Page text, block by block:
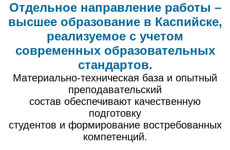
Отдельное направление работы –
высшее образование в Каспийске,
реализуемое с учетом
современных образовательных
стандартов.
Материально-техническая база и опытный
преподавательский
состав обеспечивают качественную
подготовку
студентов и формирование востребованных
компетенций.